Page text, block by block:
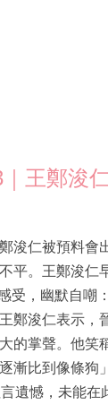
王鄭浚
浚仁被預料會
平。王鄭浚仁
受，幽默自嘲
鄭浚仁表示，
的掌聲。他笑
漸比到像條狗
遺憾，未能在